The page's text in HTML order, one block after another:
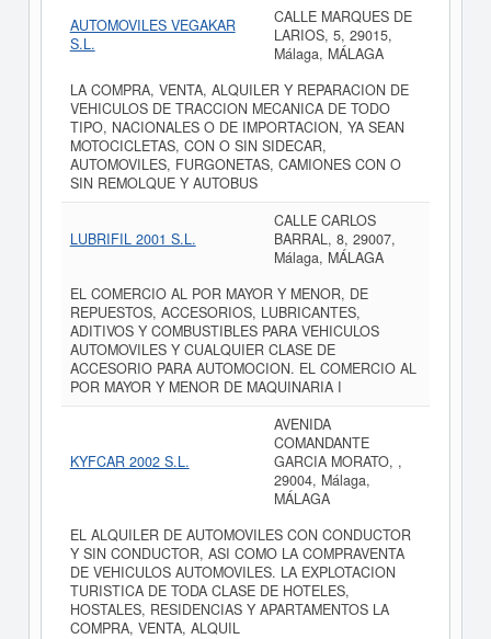
AUTOMOVILES VEGAKAR
S.L.
CALLE MARQUES DE
LARIOS, 5, 29015,
Málaga, MÁLAGA
LA COMPRA, VENTA, ALQUILER Y REPARACION DE
VEHICULOS DE TRACCION MECANICA DE TODO
TIPO, NACIONALES O DE IMPORTACION, YA SEAN
MOTOCICLETAS, CON O SIN SIDECAR,
AUTOMOVILES, FURGONETAS, CAMIONES CON O
SIN REMOLQUE Y AUTOBUS
LUBRIFIL 2001 S.L.
CALLE CARLOS
BARRAL, 8, 29007,
Málaga, MÁLAGA
EL COMERCIO AL POR MAYOR Y MENOR, DE
REPUESTOS, ACCESORIOS, LUBRICANTES,
ADITIVOS Y COMBUSTIBLES PARA VEHICULOS
AUTOMOVILES Y CUALQUIER CLASE DE
ACCESORIO PARA AUTOMOCION. EL COMERCIO AL
POR MAYOR Y MENOR DE MAQUINARIA I
KYFCAR 2002 S.L.
AVENIDA
COMANDANTE
GARCIA MORATO, ,
29004, Málaga,
MÁLAGA
EL ALQUILER DE AUTOMOVILES CON CONDUCTOR
Y SIN CONDUCTOR, ASI COMO LA COMPRAVENTA
DE VEHICULOS AUTOMOVILES. LA EXPLOTACION
TURISTICA DE TODA CLASE DE HOTELES,
HOSTALES, RESIDENCIAS Y APARTAMENTOS LA
COMPRA, VENTA, ALQUIL